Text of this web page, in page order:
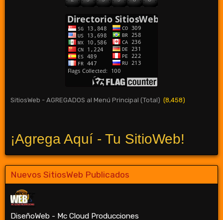
SitiosWeb - AGREGADOS al Menú Principal (Total) (8,458)
¡Agrega Aquí - Tu SitioWeb!
Nuevos SitiosWeb Publicados
DiseñoWeb - Mc Cloud Producciones